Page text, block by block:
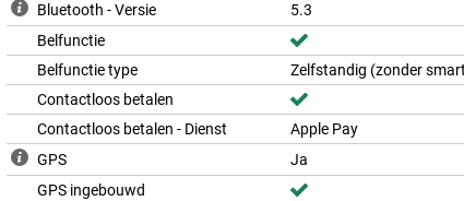
Bluetooth - Versie
5.3
Belfunctie
Belfunctie type
Zelfstandig (zonder
Contactloos betalen
Contactloos betalen - Dienst
Apple Pay
GPS
Ja
GPS ingebouwd